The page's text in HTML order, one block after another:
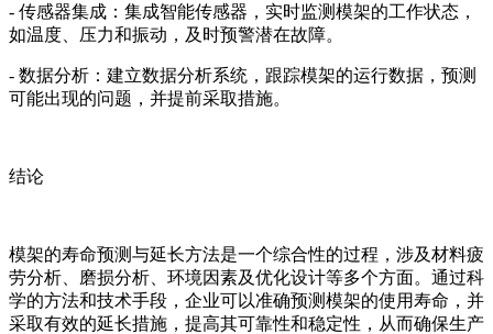
- 传感器集成：集成智能传感器，实时监测模架的工作状态，
如温度、压力和振动，及时预警潜在故障。
- 数据分析：建立数据分析系统，跟踪模架的运行数据，预测
可能出现的问题，并提前采取措施。
结论
模架的寿命预测与延长方法是一个综合性的过程，涉及材料疲
劳分析、磨损分析、环境因素及优化设计等多个方面。通过科
学的方法和技术手段，企业可以准确预测模架的使用寿命，并
采取有效的延长措施，提高其可靠性和稳定性，从而确保生产